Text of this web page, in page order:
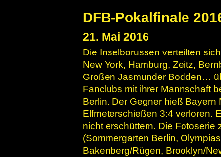
DFB-Pokalfinale
21. Mai 2016
Die Inselborussen verteilten
New York, Hamburg, Zeitz,
Großen Jasmunder Bodden…
Fanclubs mit ihrer Mannschaft
Berlin. Der Gegner hieß
Elfmeterschießen 3:4 verloren.
nicht erschüttern. Die Fotoserie
(Sommergarten Berlin,
Bakenberg/Rügen, Brooklyn/